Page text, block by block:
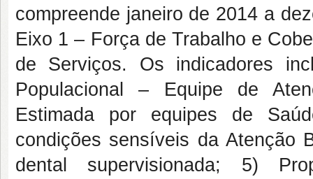
compreende janeiro de 2014 a
Eixo 1 – Força de Trabalho e
de Serviços. Os indicadores
Populacional – Equipe de
Estimada por equipes de
condições sensíveis da Atenção
dental supervisionada; 5)